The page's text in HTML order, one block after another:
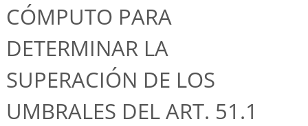
CÓMPUTO PARA
DETERMINAR LA
SUPERACIÓN DE LOS
UMBRALES DEL ART. 51.1